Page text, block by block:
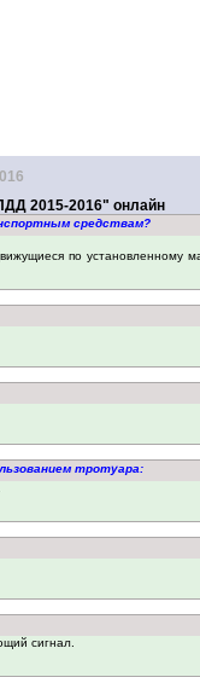
2015-2016" онлайн
средствам?
по установленному
тротуара:
сигнал.